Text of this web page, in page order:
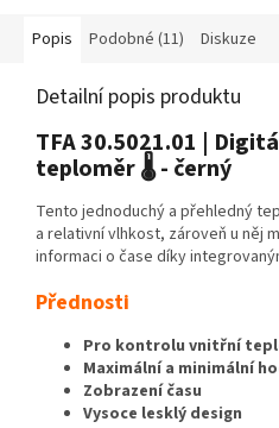
Popis Podobné (11) Diskuze
Detailní popis produktu
TFA 30.5021.01 |
teploměr 🌡️ - černý
Tento jednoduchý a přehledný
a relativní vlhkost, zároveň u něj
informaci o čase díky
Přednosti
Pro kontrolu vnitřní
Maximální a minimální
Zobrazení času
Vysoce lesklý design